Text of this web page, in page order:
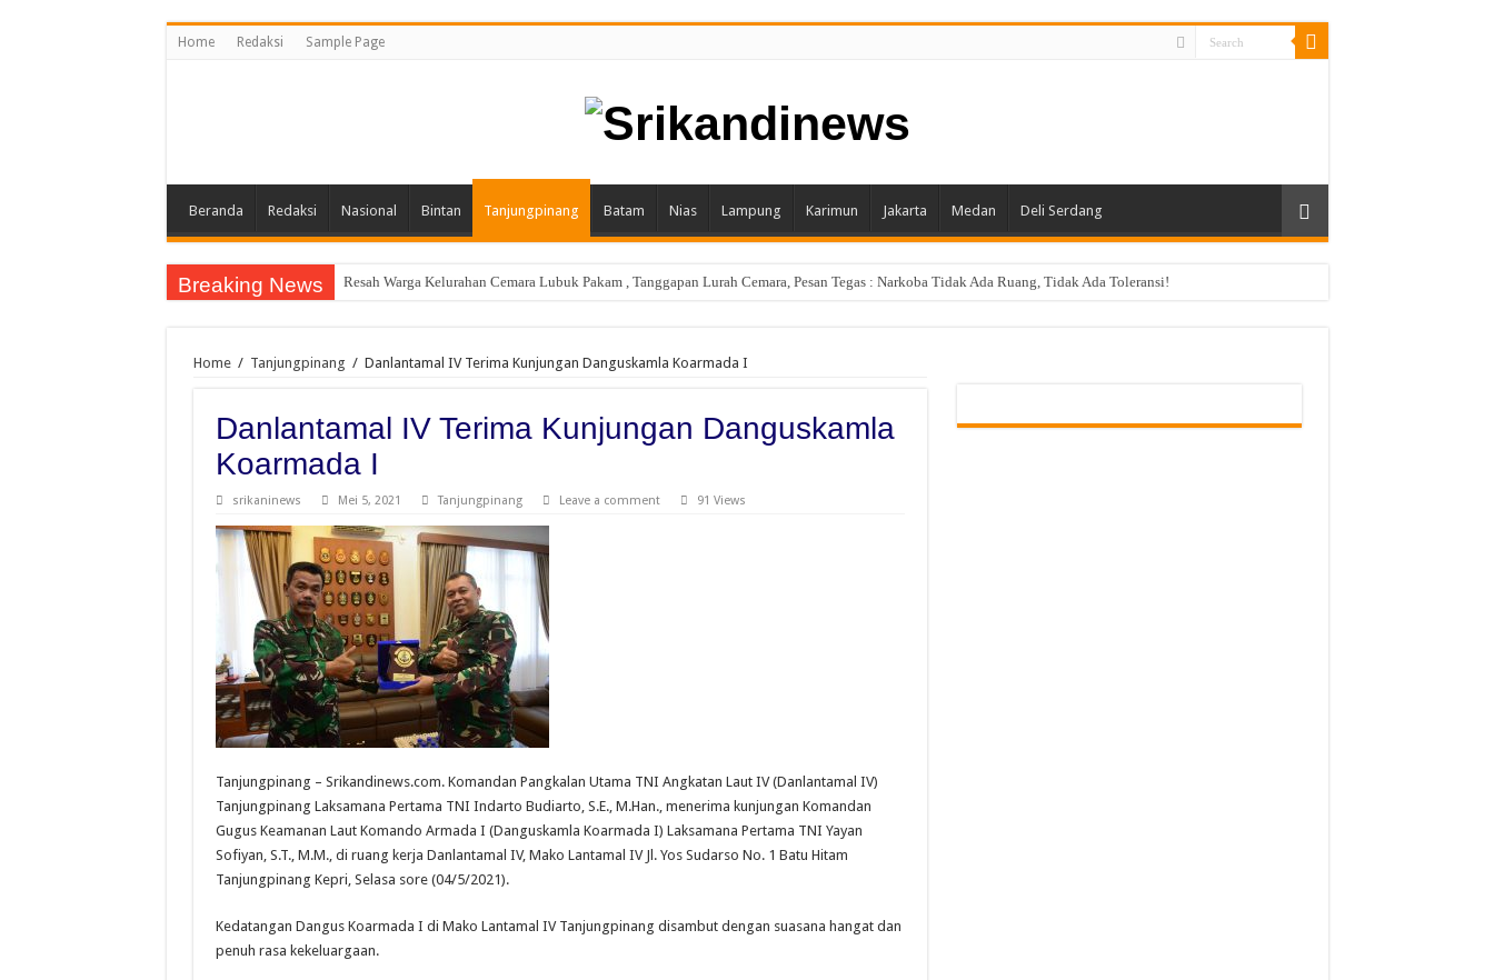
Home Redaksi Sample Page
Beranda Redaksi Nasional Bintan Tanjungpinang Batam Nias Lampung Karimun Jakarta Medan Deli Serdang
Breaking News Resah Warga Kelurahan Cemara Lubuk Pakam , Tanggapan Lurah Cemara, Pesan Tegas : Narkoba Tidak Ada Ruang, Tidak Ada Toleransi!
Gubernur Sumut Bobby Nasution Sidak Program Berobat Gratis di RSUD dr. M Thomsen Nias
Home / Tanjungpinang / Danlantamal IV Terima Kunjungan Danguskamla Koarmada I
Danlantamal IV Terima Kunjungan Danguskamla
Koarmada I
srikaninews Mei 5, 2021 Tanjungpinang Leave a comment 91 Views
Tanjungpinang – Srikandinews.com. Komandan Pangkalan Utama TNI Angkatan Laut IV (Danlantamal IV)
Tanjungpinang Laksamana Pertama TNI Indarto Budiarto, S.E., M.Han., menerima kunjungan Komandan
Gugus Keamanan Laut Komando Armada I (Danguskamla Koarmada I) Laksamana Pertama TNI Yayan
Sofiyan, S.T., M.M., di ruang kerja Danlantamal IV, Mako Lantamal IV Jl. Yos Sudarso No. 1 Batu Hitam
Tanjungpinang Kepri, Selasa sore (04/5/2021).
Kedatangan Dangus Koarmada I di Mako Lantamal IV Tanjungpinang disambut dengan suasana hangat dan
penuh rasa kekeluargaan.